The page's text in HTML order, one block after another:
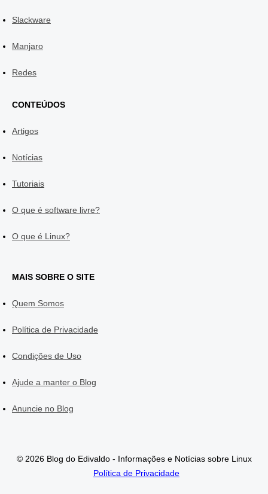
Slackware
Manjaro
Redes
CONTEÚDOS
Artigos
Notícias
Tutoriais
O que é software livre?
O que é Linux?
MAIS SOBRE O SITE
Quem Somos
Política de Privacidade
Condições de Uso
Ajude a manter o Blog
Anuncie no Blog
© 2026 Blog do Edivaldo - Informações e Notícias sobre Linux
Política de Privacidade